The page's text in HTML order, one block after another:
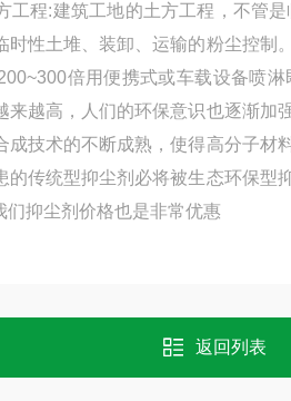
工程:建筑工地的土方工程，不管
性土堆、装卸、运输的粉尘控
倍用便携式或车载设备喷
越高，人们的环保意识也逐渐
技术的不断成熟，使得高分子
传统型抑尘剂必将被生态环保
抑尘剂价格也是非常优惠
返回列表